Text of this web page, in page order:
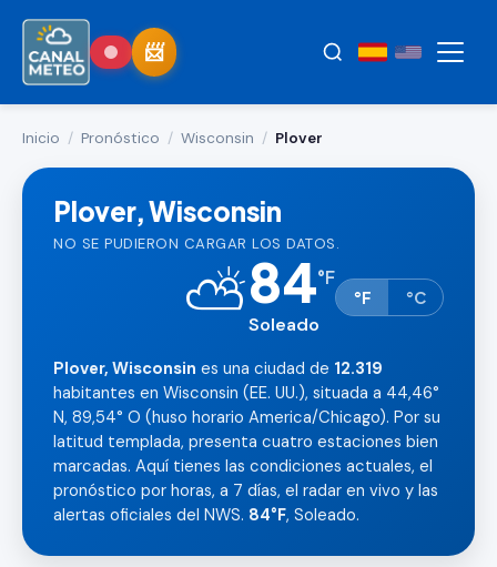
Inicio / Pronóstico / Wisconsin / Plover
Plover, Wisconsin
NO SE PUDIERON CARGAR LOS DATOS.
⛅84°F
Soleado
°F °C
Plover, Wisconsin es una ciudad de 12.319
habitantes en Wisconsin (EE. UU.), situada a 44,46°
N, 89,54° O (huso horario America/Chicago). Por su
latitud templada, presenta cuatro estaciones bien
marcadas. Aquí tienes las condiciones actuales, el
pronóstico por horas, a 7 días, el radar en vivo y las
alertas oficiales del NWS. 84°F, Soleado.